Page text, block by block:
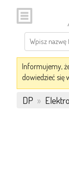
Informujemy,
dowiedzieć się
DP »